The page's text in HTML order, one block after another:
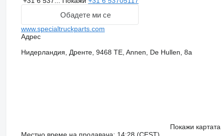
Обадете ми се
www.specialtruckparts.com
Адрес
Нидерландия, Дренте, 9468 TE, Annen, De Hullen, 8a
Покажи картата